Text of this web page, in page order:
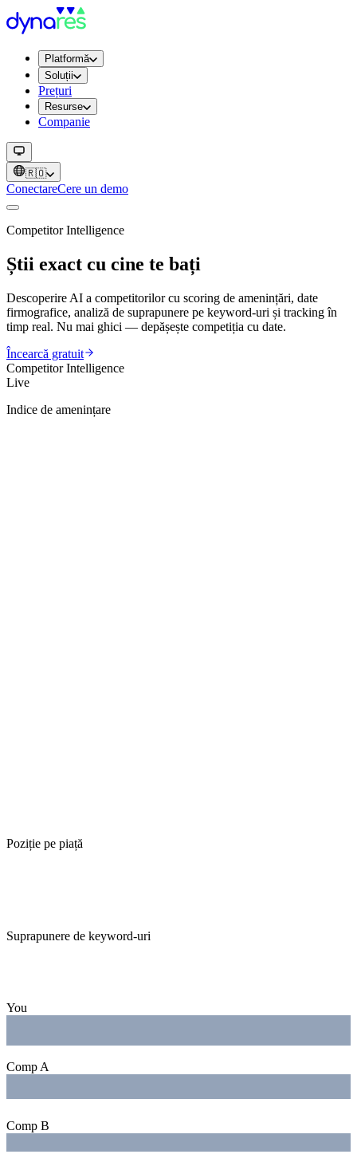
Platformă
Soluții
Prețuri
Resurse
Companie
🇷🇴
ConectareCere un demo
Competitor Intelligence
Știi exact cu cine te bați
Descoperire AI a competitorilor cu scoring de amenințări, date
firmografice, analiză de suprapunere pe keyword-uri și tracking în
timp real. Nu mai ghici — depășește competiția cu date.
Încearcă gratuit
Competitor Intelligence
Live
Indice de amenințare
Poziție pe piață
Suprapunere de keyword-uri
You
Comp A
Comp B